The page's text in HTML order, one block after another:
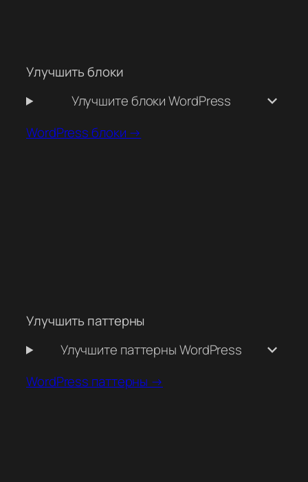
Улучшить блоки
Улучшите блоки WordPress
WordPress блоки →
Улучшить паттерны
Улучшите паттерны WordPress
WordPress паттерны →